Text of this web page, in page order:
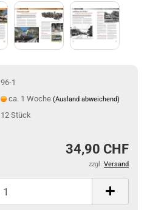
96-1
ca. 1 Woche (Ausland abweichend)
12 Stück
34,90 CHF
zzgl. Versand